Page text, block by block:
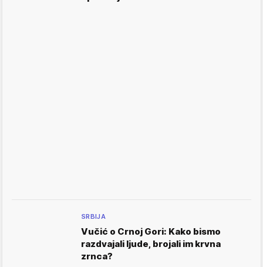
SRBIJA
Vučić o Crnoj Gori: Kako bismo
razdvajali ljude, brojali im krvna
zrnca?